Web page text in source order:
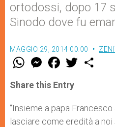
ortodossi, dopo 17
Sinodo dove fu
MAGGIO 29, 2014 00:00
W
t
s
p
p
M
e
s
e
g
e
r
F
a
e
b
o
k
w
r
Share this Entry
“Insieme a papa
lasciare come eredità a